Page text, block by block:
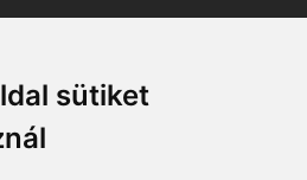
sütiket